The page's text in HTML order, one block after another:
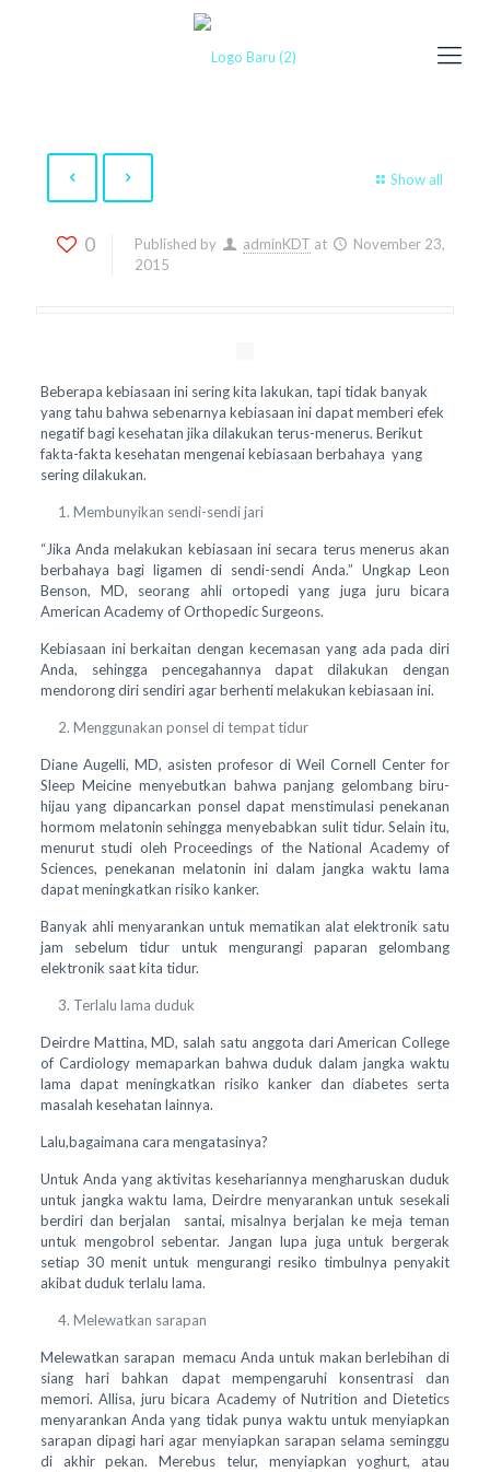
Show all
0 Published by adminKDT at
November 23,
2015
Beberapa kebiasaan ini sering kita lakukan, tapi tidak banyak
yang tahu bahwa sebenarnya kebiasaan ini dapat memberi efek
negatif bagi kesehatan jika dilakukan terus-menerus. Berikut
fakta-fakta kesehatan mengenai kebiasaan berbahaya yang
sering dilakukan.
Membunyikan sendi-sendi jari
“Jika Anda melakukan kebiasaan ini secara terus menerus akan
berbahaya bagi ligamen di sendi-sendi Anda.” Ungkap Leon
Benson, MD, seorang ahli ortopedi yang juga juru bicara
American Academy of Orthopedic Surgeons.
Kebiasaan ini berkaitan dengan kecemasan yang ada pada diri
Anda, sehingga pencegahannya dapat dilakukan dengan
mendorong diri sendiri agar berhenti melakukan kebiasaan ini.
Menggunakan ponsel di tempat tidur
Diane Augelli, MD, asisten profesor di Weil Cornell Center for
Sleep Meicine menyebutkan bahwa panjang gelombang biru-
hijau yang dipancarkan ponsel dapat menstimulasi penekanan
hormom melatonin sehingga menyebabkan sulit tidur. Selain itu,
menurut studi oleh Proceedings of the National Academy of
Sciences, penekanan melatonin ini dalam jangka waktu lama
dapat meningkatkan risiko kanker.
Banyak ahli menyarankan untuk mematikan alat elektronik satu
jam sebelum tidur untuk mengurangi paparan gelombang
elektronik saat kita tidur.
Terlalu lama duduk
Deirdre Mattina, MD, salah satu anggota dari American College
of Cardiology memaparkan bahwa duduk dalam jangka waktu
lama dapat meningkatkan risiko kanker dan diabetes serta
masalah kesehatan lainnya.
Lalu,bagaimana cara mengatasinya?
Untuk Anda yang aktivitas kesehariannya mengharuskan duduk
untuk jangka waktu lama, Deirdre menyarankan untuk sesekali
berdiri dan berjalan santai, misalnya berjalan ke meja teman
untuk mengobrol sebentar. Jangan lupa juga untuk bergerak
setiap 30 menit untuk mengurangi resiko timbulnya penyakit
akibat duduk terlalu lama.
Melewatkan sarapan
Melewatkan sarapan memacu Anda untuk makan berlebihan di
siang hari bahkan dapat mempengaruhi konsentrasi dan
memori. Allisa, juru bicara Academy of Nutrition and Dietetics
menyarankan Anda yang tidak punya waktu untuk menyiapkan
sarapan dipagi hari agar menyiapkan sarapan selama seminggu
di akhir pekan. Merebus telur, menyiapkan yoghurt, atau